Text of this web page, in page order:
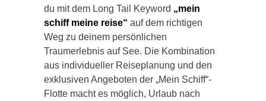
du mit dem Long Tail Keyword „mein
schiff meine reise“ auf dem richtigen
Weg zu deinem persönlichen
Traumerlebnis auf See. Die Kombination
aus individueller Reiseplanung und den
exklusiven Angeboten der „Mein Schiff“-
Flotte macht es möglich, Urlaub nach